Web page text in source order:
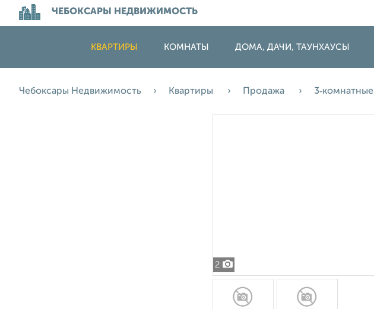
ЧЕБОКСАРЫ НЕДВИЖИМОСТЬ
КВАРТИРЫ КОМНАТЫ ДОМА, ДАЧИ, ТАУНХАУСЫ
Чебоксары Недвижимость Квартиры Продажа 3‑комнатные
2